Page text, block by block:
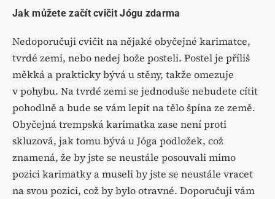
Jak můžete začít cvičit Jógu zdarma
Nedoporučuji cvičit na nějaké obyčejné karimatce,
tvrdé zemi, nebo nedej bože posteli. Postel je příliš
měkká a prakticky bývá u stěny, takže omezuje
v pohybu. Na tvrdé zemi se jednoduše nebudete cítit
pohodlně a bude se vám lepit na tělo špína ze země.
Obyčejná trempská karimatka zase není proti
skluzová, jak tomu bývá u Jóga podložek, což
znamená, že by jste se neustále posouvali mimo
pozici karimatky a museli by jste se neustále vracet
na svou pozici, což by bylo otravné. Doporučuji vám